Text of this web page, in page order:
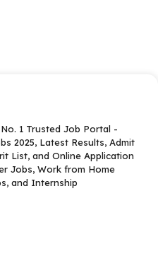
1 Trusted Job Portal -
2025, Latest Results, Admit
List, and Online Application
Jobs, Work from Home
and Internship